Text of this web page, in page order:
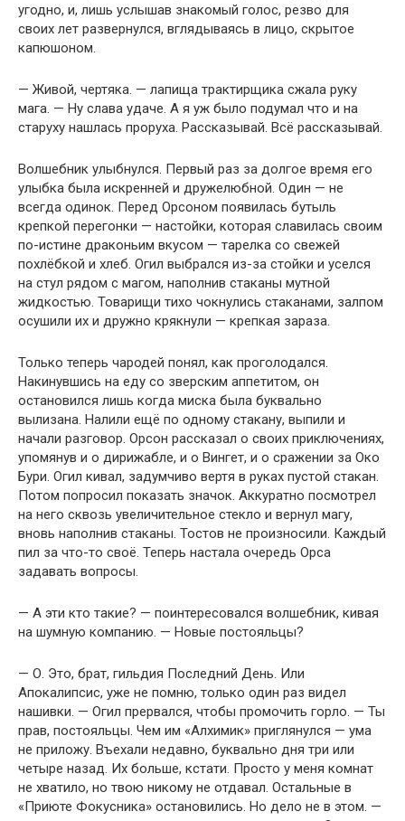
угодно, и, лишь услышав знакомый голос, резво для
своих лет развернулся, вглядываясь в лицо, скрытое
капюшоном.
— Живой, чертяка. — лапища трактирщика сжала руку
мага. — Ну слава удаче. А я уж было подумал что и на
старуху нашлась проруха. Рассказывай. Всё рассказывай.
Волшебник улыбнулся. Первый раз за долгое время его
улыбка была искренней и дружелюбной. Один — не
всегда одинок. Перед Орсоном появилась бутыль
крепкой перегонки — настойки, которая славилась своим
по-истине драконьим вкусом — тарелка со свежей
похлёбкой и хлеб. Огил выбрался из-за стойки и уселся
на стул рядом с магом, наполнив стаканы мутной
жидкостью. Товарищи тихо чокнулись стаканами, залпом
осушили их и дружно крякнули — крепкая зараза.
Только теперь чародей понял, как проголодался.
Накинувшись на еду со зверским аппетитом, он
остановился лишь когда миска была буквально
вылизана. Налили ещё по одному стакану, выпили и
начали разговор. Орсон рассказал о своих приключениях,
упомянув и о дирижабле, и о Вингет, и о сражении за Око
Бури. Огил кивал, задумчиво вертя в руках пустой стакан.
Потом попросил показать значок. Аккуратно посмотрел
на него сквозь увеличительное стекло и вернул магу,
вновь наполнив стаканы. Тостов не произносили. Каждый
пил за что-то своё. Теперь настала очередь Орса
задавать вопросы.
— А эти кто такие? — поинтересовался волшебник, кивая
на шумную компанию. — Новые постояльцы?
— О. Это, брат, гильдия Последний День. Или
Апокалипсис, уже не помню, только один раз видел
нашивки. — Огил прервался, чтобы промочить горло. — Ты
прав, постояльцы. Чем им «Алхимик» приглянулся — ума
не приложу. Въехали недавно, буквально дня три или
четыре назад. Их больше, кстати. Просто у меня комнат
не хватило, но твою никому не отдавал. Остальные в
«Приюте Фокусника» остановились. Но дело не в этом. —